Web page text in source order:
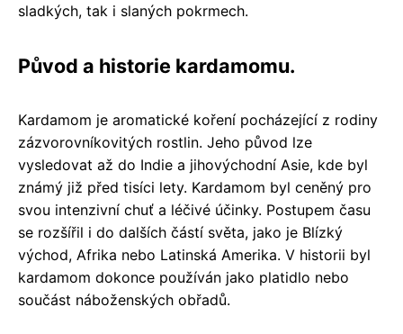
sladkých, tak i slaných pokrmech.
Původ a historie kardamomu.
Kardamom je aromatické koření pocházející z rodiny
zázvorovníkovitých rostlin. Jeho původ lze
vysledovat až do Indie a jihovýchodní Asie, kde byl
známý již před tisíci lety. Kardamom byl ceněný pro
svou intenzivní chuť a léčivé účinky. Postupem času
se rozšířil i do dalších částí světa, jako je Blízký
východ, Afrika nebo Latinská Amerika. V historii byl
kardamom dokonce používán jako platidlo nebo
součást náboženských obřadů.